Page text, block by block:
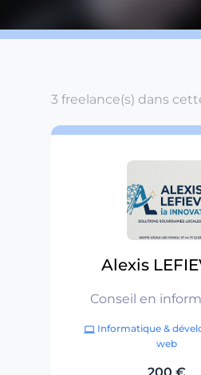
3 freelance(s) dans
Alexis
Conseil en
computer Informatique &
web